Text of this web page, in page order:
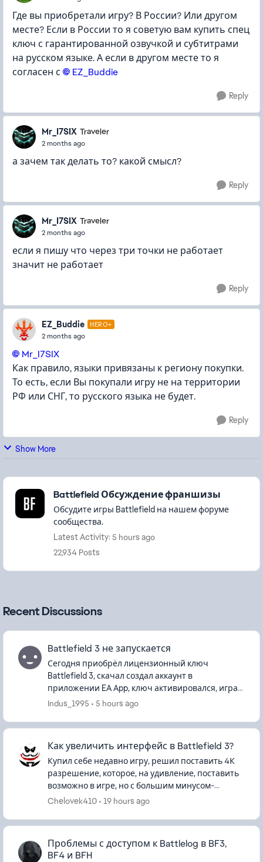
Где вы приобретали игру? В России? Или другом
месте? Если в России то я советую вам купить спец
ключ с гарантированной озвучкой и субтитрами
на русском языке. А если в другом месте то я
согласен с
EZ_Buddie​
Reply
Mr_I7SIX Traveler
2 months ago
а зачем так делать то? какой смысл?
Reply
Mr_I7SIX Traveler
2 months ago
если я пишу что через три точки не работает
значит не работает
Reply
EZ_Buddie HERO+
2 months ago
Mr_I7SIX​
Как правило, языки привязаны к региону покупки.
То есть, если Вы покупали игру не на территории
РФ или СНГ, то русского языка не будет.
Reply
Show More
Featured Places
Battlefield Обсуждение франшизы
Обсудите игры Battlefield на нашем форуме
сообщества.
Latest Activity: 5 hours ago
22,934 Posts
Recent Discussions
Battlefield 3 не запускается
Сегодня приобрёл лицензионный ключ
Battlefield 3, скачал создал аккаунт в
приложении EA App, ключ активировался, игра
скачалась, всё было хорошо до момента запуска,
Indus_1995 5 hours ago
Как увеличить интерфейс в Battlefield 3?
Купил себе недавно игру, решил поставить 4К
разрешение, которое, на удивление, поставить
возможно в игре, но с большим минусом-
интерфейс становится мелким, из-за чего
Chelovek410 19 hours ago
Проблемы с доступом к Battlelog в BF3,
BF4 и BFH